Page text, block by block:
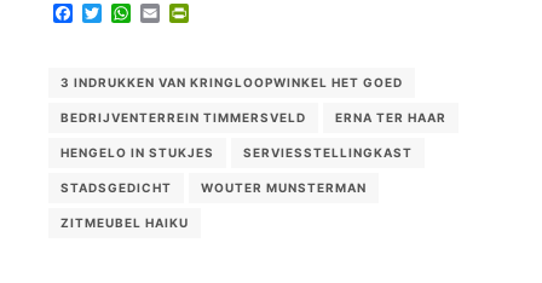
Facebook
TwitterWhatsApp
Email
3 INDRUKKEN VAN KRINGLOOPWINKEL HET GOED
BEDRIJVENTERREIN TIMMERSVELD ERNA TER HAAR
HENGELO IN STUKJES SERVIESSTELLINGKAST
STADSGEDICHT WOUTER MUNSTERMAN
ZITMEUBEL HAIKU